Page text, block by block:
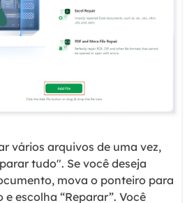
vários arquivos de uma vez,
tudo". Se você deseja
mova o ponteiro para
escolha “Reparar”. Você